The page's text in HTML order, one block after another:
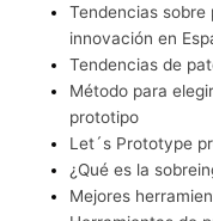
Tendencias
innovación en
Tendencias de
Método para
prototipo
Let´s Prototype
¿Qué es la
Mejores